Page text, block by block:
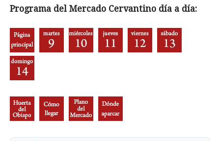
Programa del Mercado Cervantino día a día: